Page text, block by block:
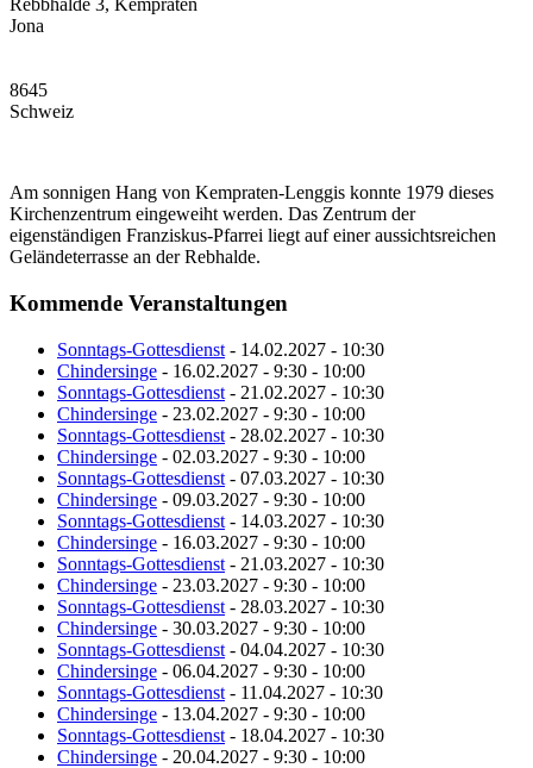
Rebbhalde 3, Kempraten
Jona
8645
Schweiz
Am sonnigen Hang von Kempraten-Lenggis konnte 1979 dieses
Kirchenzentrum eingeweiht werden. Das Zentrum der
eigenständigen Franziskus-Pfarrei liegt auf einer aussichtsreichen
Geländeterrasse an der Rebhalde.
Kommende Veranstaltungen
Sonntags-Gottesdienst - 14.02.2027 - 10:30
Chindersinge - 16.02.2027 - 9:30 - 10:00
Sonntags-Gottesdienst - 21.02.2027 - 10:30
Chindersinge - 23.02.2027 - 9:30 - 10:00
Sonntags-Gottesdienst - 28.02.2027 - 10:30
Chindersinge - 02.03.2027 - 9:30 - 10:00
Sonntags-Gottesdienst - 07.03.2027 - 10:30
Chindersinge - 09.03.2027 - 9:30 - 10:00
Sonntags-Gottesdienst - 14.03.2027 - 10:30
Chindersinge - 16.03.2027 - 9:30 - 10:00
Sonntags-Gottesdienst - 21.03.2027 - 10:30
Chindersinge - 23.03.2027 - 9:30 - 10:00
Sonntags-Gottesdienst - 28.03.2027 - 10:30
Chindersinge - 30.03.2027 - 9:30 - 10:00
Sonntags-Gottesdienst - 04.04.2027 - 10:30
Chindersinge - 06.04.2027 - 9:30 - 10:00
Sonntags-Gottesdienst - 11.04.2027 - 10:30
Chindersinge - 13.04.2027 - 9:30 - 10:00
Sonntags-Gottesdienst - 18.04.2027 - 10:30
Chindersinge - 20.04.2027 - 9:30 - 10:00